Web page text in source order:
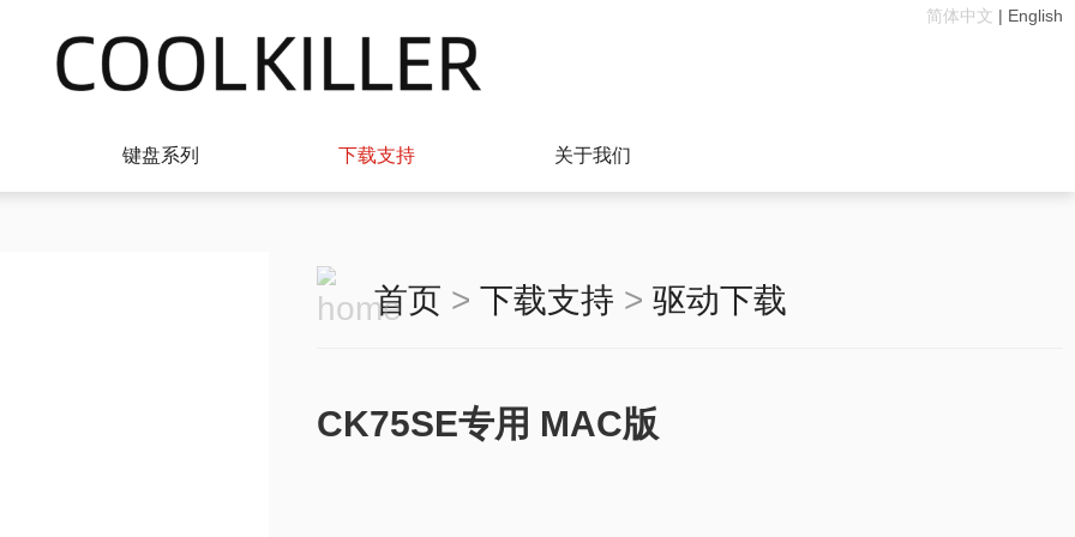
简体中文 | English
键盘系列 下载支持 关于我们
首页 > 下载支持 > 驱动下载
CK75SE专用 MAC版